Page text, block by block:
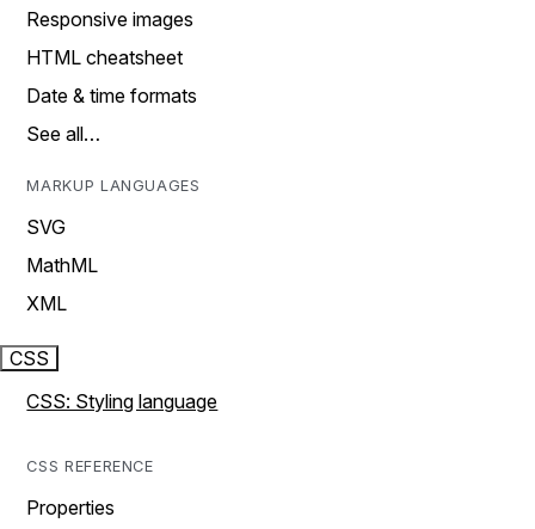
Responsive images
HTML cheatsheet
Date & time formats
See all…
MARKUP LANGUAGES
SVG
MathML
XML
CSS
CSS: Styling language
CSS REFERENCE
Properties